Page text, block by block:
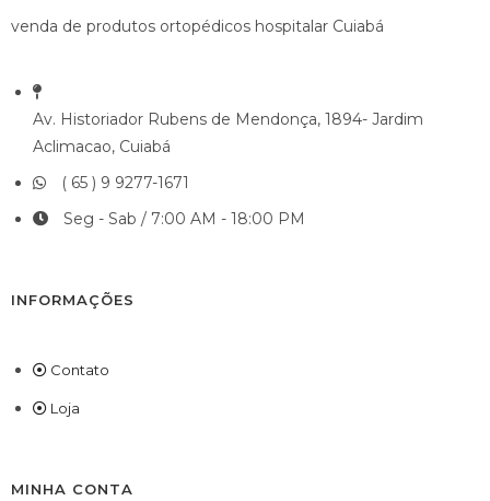
venda de produtos ortopédicos hospitalar Cuiabá
Av. Historiador Rubens de Mendonça, 1894- Jardim
Aclimacao, Cuiabá
( 65 ) 9 9277-1671
Seg - Sab / 7:00 AM - 18:00 PM
INFORMAÇÕES
Contato
Loja
MINHA CONTA